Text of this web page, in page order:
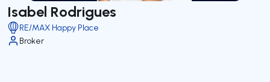
Isabel Rodrigues
RE/MAX Happy Place
Broker